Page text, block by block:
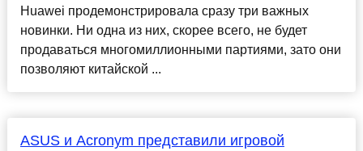
Huawei продемонстрировала сразу три важных
новинки. Ни одна из них, скорее всего, не будет
продаваться многомиллионными партиями, зато они
позволяют китайской ...
ASUS и Acronym представили игровой